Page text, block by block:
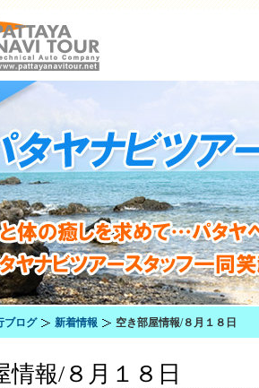
ブログ 新着情報 空き部屋情報/８月１８日
情報/８月１８日